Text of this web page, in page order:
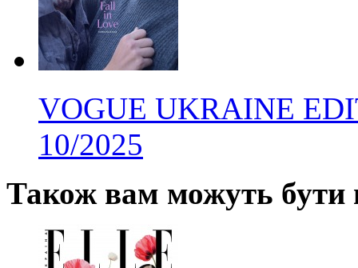
VOGUE UKRAINE
10/2025
Також вам можуть бути